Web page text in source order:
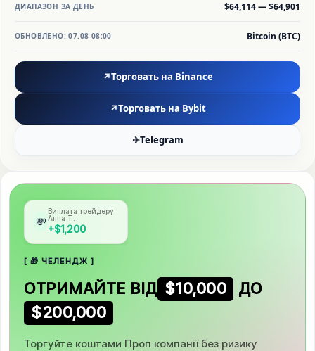
ДИАПАЗОН ЗА ДЕНЬ $64,114 — $64,901
ОБНОВЛЕНО: 07.08 08:00 Bitcoin (BTC)
↗Торговать на Binance
↗Торговать на Bybit
✈Telegram
💸
Виплата трейдеру
Олексій М.
+$3,000
[ 🎁 ЧЕЛЕНДЖ ]
ОТРИМАЙТЕ ВІД $10,000
ДО
$200,000
Торгуйте коштами Проп компанії без ризику